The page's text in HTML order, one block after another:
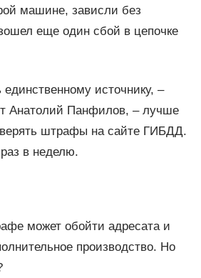
машине, зависли без
еще один сбой в цепочке
источнику, –
Анатолий Панфилов, – лучше
штрафы на сайте ГИБДД.
в неделю.
может обойти адресата и
производство. Но